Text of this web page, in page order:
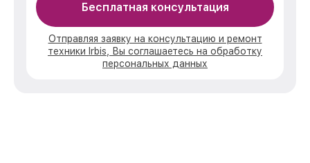
Бесплатная консультация
Отправляя заявку на консультацию и ремонт
техники Irbis, Вы соглашаетесь на обработку
персональных данных